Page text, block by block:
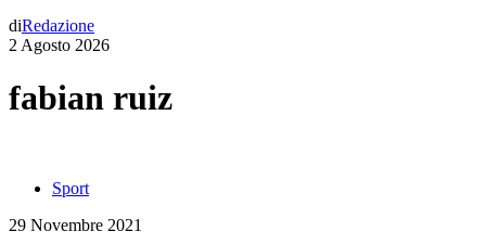
diRedazione
2 Agosto 2026
fabian ruiz
Sport
29 Novembre 2021